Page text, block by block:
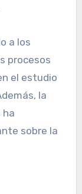
a los
procesos
el estudio
la
ha
sobre la